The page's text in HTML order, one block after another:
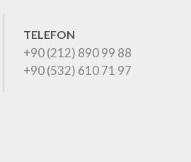
TELEFON
+90 (212) 890 99 88
+90 (532) 610 71 97